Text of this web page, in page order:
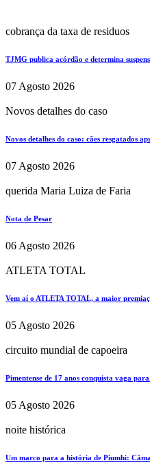
cobrança da taxa de residuos
TJMG publica acórdão e determina
07 Agosto 2026
Novos detalhes do caso
Novos detalhes do caso: cães resgatados
07 Agosto 2026
querida Maria Luiza de Faria
Nota de Pesar
06 Agosto 2026
ATLETA TOTAL
Vem aí o ATLETA TOTAL, a maior
05 Agosto 2026
circuito mundial de capoeira
Pimentense de 17 anos conquista vaga
05 Agosto 2026
noite histórica
Um marco para a história de Piumhi: